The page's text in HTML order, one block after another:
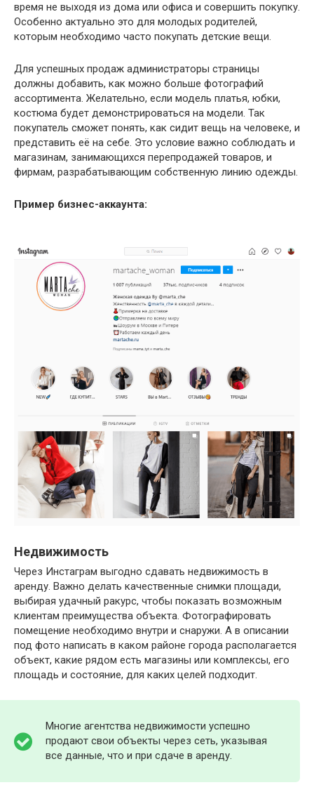
время не выходя из дома или офиса и совершить покупку.
Особенно актуально это для молодых родителей,
которым необходимо часто покупать детские вещи.
Для успешных продаж администраторы страницы
должны добавить, как можно больше фотографий
ассортимента. Желательно, если модель платья, юбки,
костюма будет демонстрироваться на модели. Так
покупатель сможет понять, как сидит вещь на человеке, и
представить её на себе. Это условие важно соблюдать и
магазинам, занимающихся перепродажей товаров, и
фирмам, разрабатывающим собственную линию одежды.
Пример бизнес-аккаунта:
Недвижимость
Через Инстаграм выгодно сдавать недвижимость в
аренду. Важно делать качественные снимки площади,
выбирая удачный ракурс, чтобы показать возможным
клиентам преимущества объекта. Фотографировать
помещение необходимо внутри и снаружи. А в описании
под фото написать в каком районе города располагается
объект, какие рядом есть магазины или комплексы, его
площадь и состояние, для каких целей подходит.
Многие агентства недвижимости успешно
продают свои объекты через сеть, указывая
все данные, что и при сдаче в аренду.